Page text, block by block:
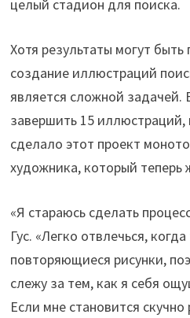
целый стадион для поиска.
Хотя результаты могут
создание иллюстраций
является сложной задачей.
завершить 15 иллюстраций,
сделало этот проект
художника, который теперь
«Я стараюсь сделать
Гус. «Легко отвлечься,
повторяющиеся рисунки,
слежу за тем, как я себя
Если мне становится